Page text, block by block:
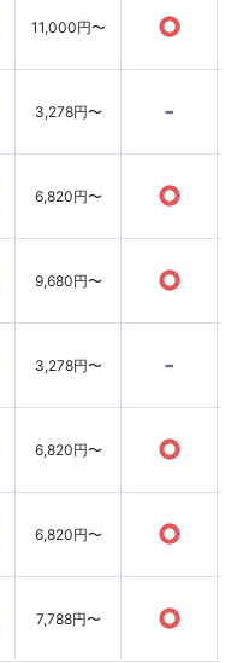
11,000円〜 ○
3,278円〜 -
6,820円〜 ○
9,680円〜 ○
3,278円〜 -
6,820円〜 ○
6,820円〜 ○
7,788円〜 ○